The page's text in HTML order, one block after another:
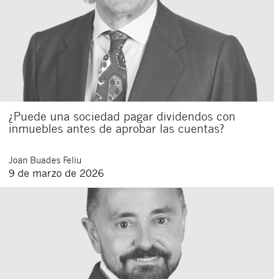
¿Puede una sociedad pagar dividendos con
inmuebles antes de aprobar las cuentas?
Joan Buades Feliu
9 de marzo de 2026